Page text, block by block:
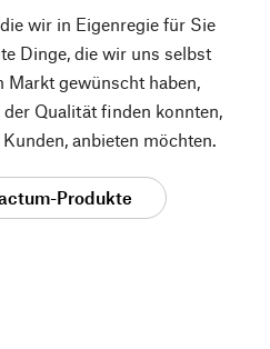
wir in Eigenregie für Sie
Dinge, die wir uns selbst
Markt gewünscht haben,
Qualität finden konnten,
anbieten möchten.
Produkte